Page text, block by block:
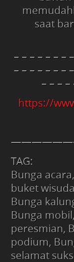
saat
– – – – – – –
– – – – – – –
– – – –
https://
TAG:
Bunga
buket
Bunga
Bunga
peresmian,
podium,
selamat